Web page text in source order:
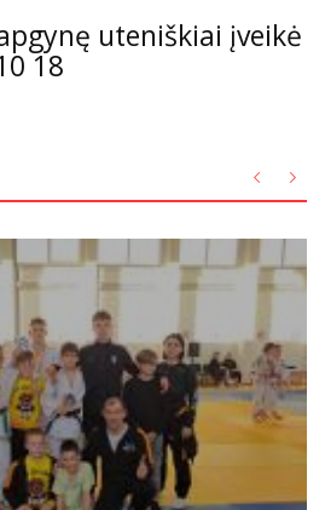
uteniškiai įveikė
18